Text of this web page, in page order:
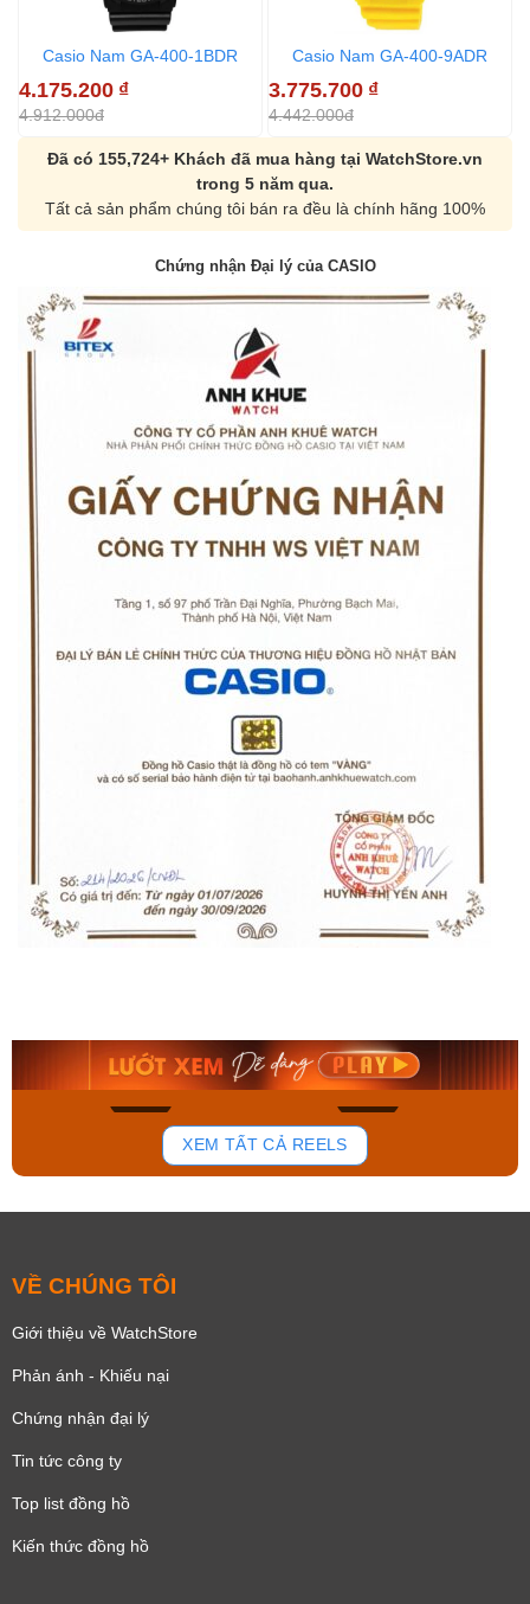
Casio Nam GA-400-1BDR
4.175.200 ₫
4.912.000đ
Casio Nam GA-400-9ADR
3.775.700 ₫
4.442.000đ
Đã có 155,724+ Khách đã mua hàng tại WatchStore.vn
trong 5 năm qua.
Tất cả sản phẩm chúng tôi bán ra đều là chính hãng 100%
Chứng nhận Đại lý của CASIO
137
Mua ngay Mua ngay
XEM TẤT CẢ REELS
VỀ CHÚNG TÔI
Giới thiệu về WatchStore
Phản ánh - Khiếu nại
Chứng nhận đại lý
Tin tức công ty
Top list đồng hồ
Kiến thức đồng hồ